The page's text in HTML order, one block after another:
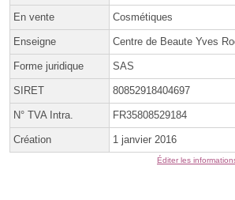
En vente Cosmétiques
Enseigne Centre de Beaute Yves
Forme juridique SAS
SIRET 80852918404697
N° TVA Intra. FR35808529184
Création 1 janvier 2016
Éditer les